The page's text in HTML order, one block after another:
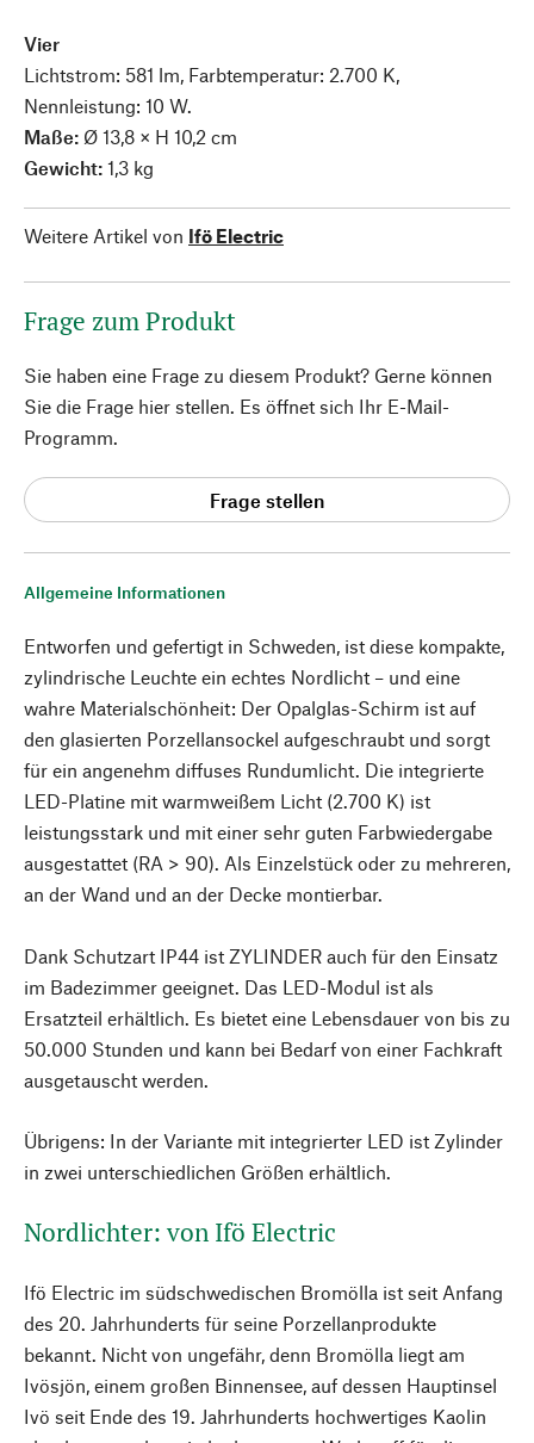
Allgemeine Informationen
Entworfen und gefertigt in Schweden, ist diese kompakte,
zylindrische Leuchte ein echtes Nordlicht – und eine
wahre Materialschönheit: Der Opalglas-Schirm ist auf
den glasierten Porzellansockel aufgeschraubt und sorgt
für ein angenehm diffuses Rundumlicht. Die integrierte
LED-Platine mit warmweißem Licht (2.700 K) ist
leistungsstark und mit einer sehr guten Farbwiedergabe
ausgestattet (RA > 90). Als Einzelstück oder zu mehreren,
an der Wand und an der Decke montierbar.
Dank Schutzart IP44 ist ZYLINDER auch für den Einsatz
im Badezimmer geeignet. Das LED-Modul ist als
Ersatzteil erhältlich. Es bietet eine Lebensdauer von bis zu
50.000 Stunden und kann bei Bedarf von einer Fachkraft
ausgetauscht werden.
Übrigens: In der Variante mit integrierter LED ist Zylinder
in zwei unterschiedlichen Größen erhältlich.
Nordlichter: von Ifö Electric
Ifö Electric im südschwedischen Bromölla ist seit Anfang
des 20. Jahrhunderts für seine Porzellanprodukte
bekannt. Nicht von ungefähr, denn Bromölla liegt am
Ivösjön, einem großen Binnensee, auf dessen Hauptinsel
Ivö seit Ende des 19. Jahrhunderts hochwertiges Kaolin
Vier
Lichtstrom: 581 lm, Farbtemperatur: 2.700 K,
Nennleistung: 10 W.
Maße: Ø 13,8 × H 10,2 cm
Gewicht: 1,3 kg
Weitere Artikel von Ifö Electric
Frage zum Produkt
Sie haben eine Frage zu diesem Produkt? Gerne können
Sie die Frage hier stellen. Es öffnet sich Ihr E-Mail-
Programm.
Frage stellen